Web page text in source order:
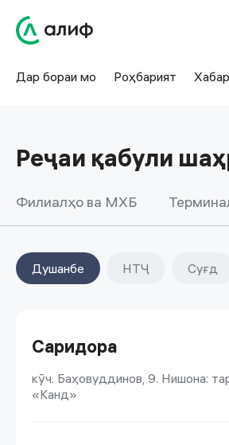
Дар бораи мо Роҳбарият
Реҷаи қабули
Филиалҳо ва МХБ
Душанбе НТҶ Суғд
Саридора
кӯч. Баҳовуддинов, 9. Нишона:
«Канд»